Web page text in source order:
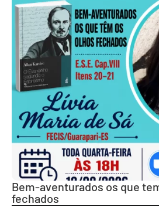
Bem-aventurados os que
fechados